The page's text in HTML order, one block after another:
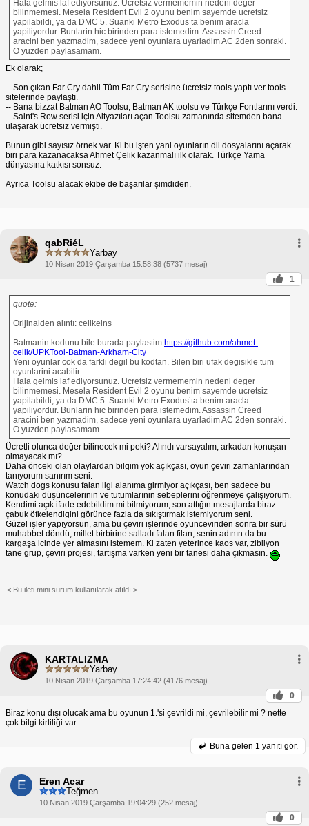
Hala gelmis laf ediyorsunuz. Ucretsiz vermememin nedeni deger
bilinmemesi. Mesela Resident Evil 2 oyunu benim sayemde ucretsiz
yapilabildi, ya da DMC 5. Suanki Metro Exodus’ta benim aracla
yapiliyordur. Bunlarin hic birinden para istemedim. Assassin Creed
aracini ben yazmadim, sadece yeni oyunlara uyarladim AC 2den sonraki.
O yuzden paylasamam.
Ek olarak;
-- Son çıkan Far Cry dahil Tüm Far Cry serisine ücretsiz tools yaptı ver tools
sitelerinde paylaştı.
-- Bana bizzat Batman AO Toolsu, Batman AK toolsu ve Türkçe Fontlarını verdi.
-- Saint's Row serisi için Altyazıları açan Toolsu zamanında sitemden bana
ulaşarak ücretsiz vermişti.
Bunun gibi sayısız örnek var. Ki bu işten yani oyunların dil dosyalarını açarak
biri para kazanacaksa Ahmet Çelik kazanmalı ilk olarak. Türkçe Yama
dünyasına katkısı sonsuz.
Ayrıca Toolsu alacak ekibe de başarılar şimdiden.
qabRiéL
Yarbay
10 Nisan 2019 Çarşamba 15:58:38 (5737 mesaj)
1
quote:
Orijinalden alıntı: celikeins
Batmanin kodunu bile burada paylastim:https://github.com/ahmet-
celik/UPKTool-Batman-Arkham-City
Yeni oyunlar cok da farkli degil bu kodtan. Bilen biri ufak degisikle tum
oyunlarini acabilir.
Hala gelmis laf ediyorsunuz. Ucretsiz vermememin nedeni deger
bilinmemesi. Mesela Resident Evil 2 oyunu benim sayemde ucretsiz
yapilabildi, ya da DMC 5. Suanki Metro Exodus’ta benim aracla
yapiliyordur. Bunlarin hic birinden para istemedim. Assassin Creed
aracini ben yazmadim, sadece yeni oyunlara uyarladim AC 2den sonraki.
O yuzden paylasamam.
Ücretli olunca değer bilinecek mi peki? Alındı varsayalım, arkadan konuşan
olmayacak mı?
Daha önceki olan olaylardan bilgim yok açıkçası, oyun çeviri zamanlarından
tanıyorum sanırım seni.
Watch dogs konusu falan ilgi alanıma girmiyor açıkçası, ben sadece bu
konudaki düşüncelerinin ve tutumlarınin sebeplerini öğrenmeye çalışıyorum.
Kendimi açık ifade edebildim mi bilmiyorum, son attığın mesajlarda biraz
çabuk öfkelendigini görünce fazla da sıkıştırmak istemiyorum seni.
Güzel işler yapıyorsun, ama bu çeviri işlerinde oyunceviriden sonra bir sürü
muhabbet döndü, millet birbirine salladı falan filan, senin adının da bu
kargaşa icinde yer almasını istemem. Ki zaten yeterince kaos var, zibilyon
tane grup, çeviri projesi, tartışma varken yeni bir tanesi daha çıkmasın.
< Bu ileti mini sürüm kullanılarak atıldı >
KARTALIZMA
Yarbay
10 Nisan 2019 Çarşamba 17:24:42 (4176 mesaj)
0
Biraz konu dışı olucak ama bu oyunun 1.'si çevrildi mi, çevrilebilir mi ? nette
çok bilgi kirliliği var.
Buna gelen 1 yanıtı gör.
E Eren Acar
Teğmen
10 Nisan 2019 Çarşamba 19:04:29 (252 mesaj)
0